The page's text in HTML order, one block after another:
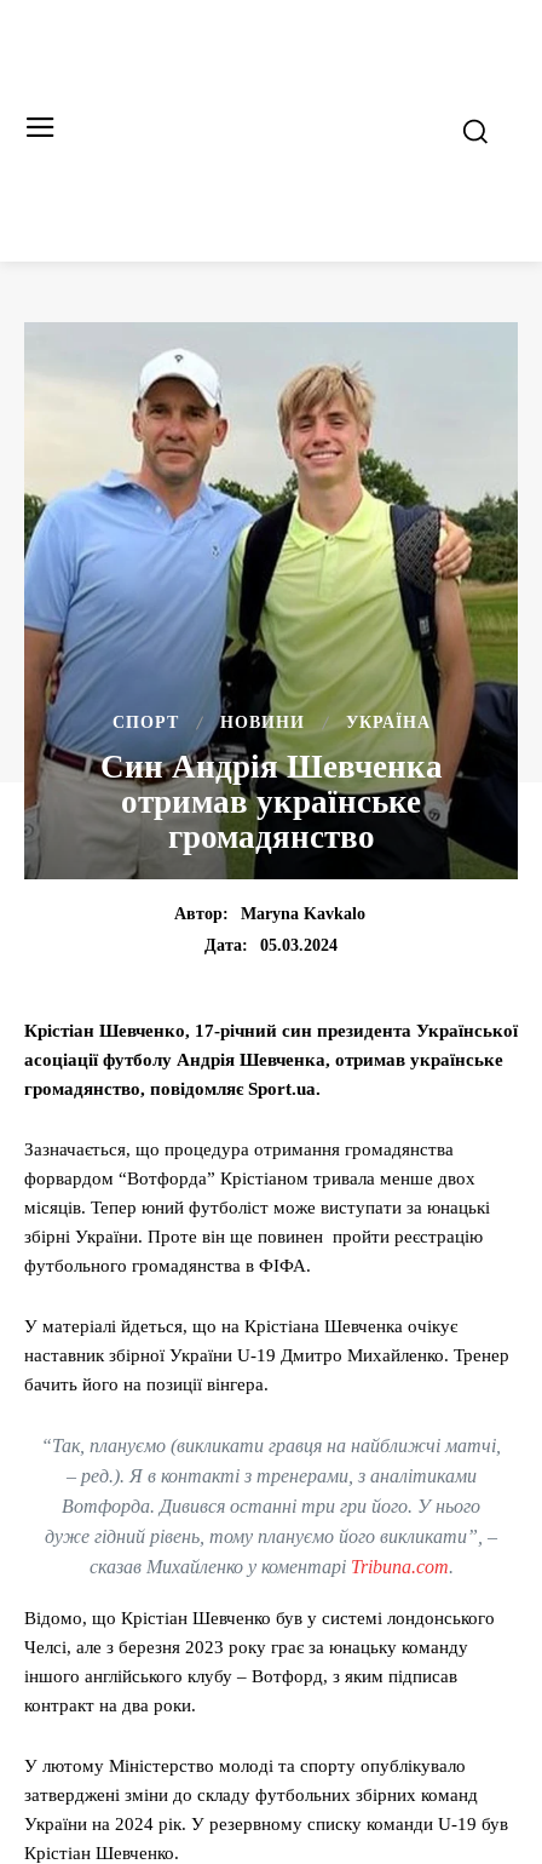
CПОРТ НОВИНИ УКРАЇНА
Син Андрія Шевченка
отримав українське
громадянство
Автор:
Maryna Kavkalo
Дата:
05.03.2024
Крістіан Шевченко, 17-річний син президента Української
асоціації футболу Андрія Шевченка, отримав українське
громадянство, повідомляє Sport.ua.
Зазначається, що процедура отримання громадянства
форвардом “Вотфорда” Крістіаном тривала менше двох
місяців. Тепер юний футболіст може виступати за юнацькі
збірні України. Проте він ще повинен пройти реєстрацію
футбольного громадянства в ФІФА.
У матеріалі йдеться, що на Крістіана Шевченка очікує
наставник збірної України U-19 Дмитро Михайленко. Тренер
бачить його на позиції вінгера.
“Так, плануємо (викликати гравця на найближчі матчі,
– ред.). Я в контакті з тренерами, з аналітиками
Вотфорда. Дивився останні три гри його. У нього
дуже гідний рівень, тому плануємо його викликати”, –
сказав Михайленко у коментарі Tribuna.com.
Відомо, що Крістіан Шевченко був у системі лондонського
Челсі, але з березня 2023 року грає за юнацьку команду
іншого англійського клубу – Вотфорд, з яким підписав
контракт на два роки.
У лютому Міністерство молоді та спорту опублікувало
затверджені зміни до складу футбольних збірних команд
України на 2024 рік. У резервному списку команди U-19 був
Крістіан Шевченко.